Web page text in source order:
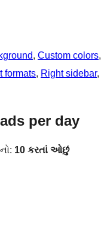
, Custom colors,
formats, Right sidebar,
per day
10 કરતાં ઓછું